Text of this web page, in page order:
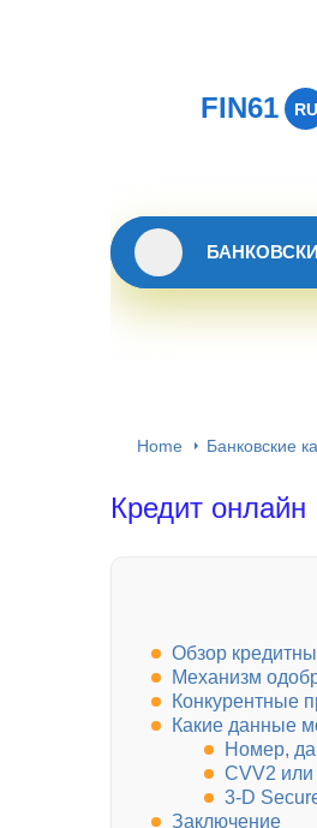
FIN61 RU
Home Банковские
Кредит онлайн
Обзор
Механизм
Конкурентные
Какие данные
Номер,
CVV2
3-D
Заключение